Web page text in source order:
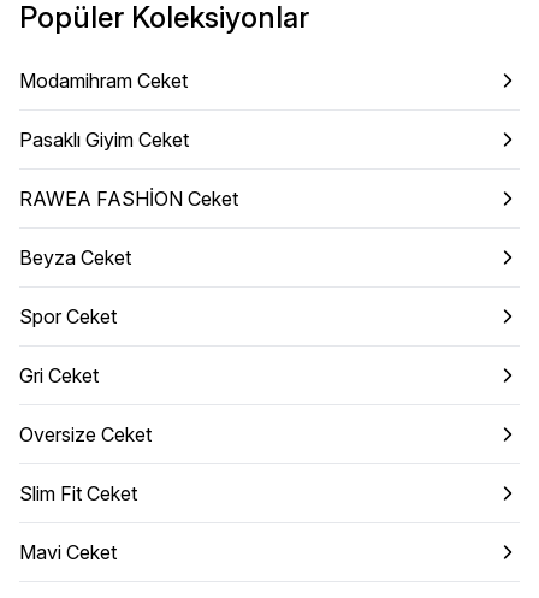
Popüler Koleksiyonlar
Modamihram Ceket
Pasaklı Giyim Ceket
RAWEA FASHİON Ceket
Beyza Ceket
Spor Ceket
Gri Ceket
Oversize Ceket
Slim Fit Ceket
Mavi Ceket